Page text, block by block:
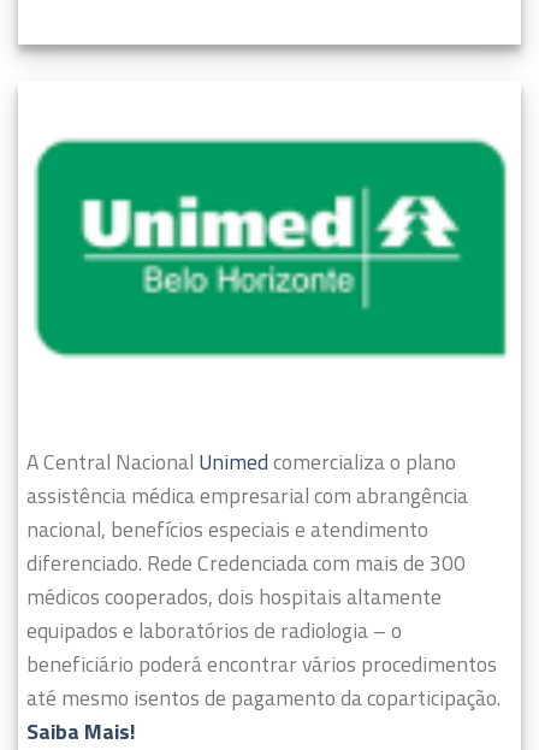
A Central Nacional Unimedcomercializa o plano
assistência médica empresarial com abrangência
nacional, benefícios especiais e atendimento
diferenciado. Rede Credenciada com mais de 300
médicos cooperados, dois hospitais altamente
equipados e laboratórios de radiologia – o
beneficiário poderá encontrar vários procedimentos
até mesmo isentos de pagamento da coparticipação.
Saiba Mais!